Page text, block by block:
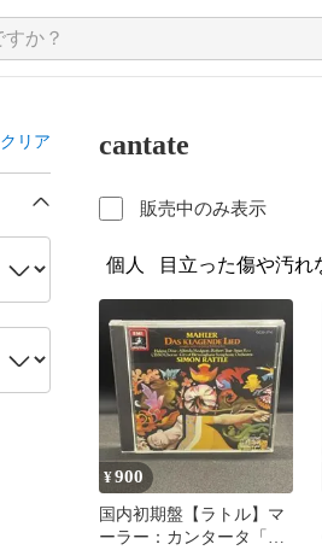
クリア cantate
販売中のみ表示
個人 目立った傷や汚れ
¥900
国内初期盤【ラトル】マ
ーラー：カンタータ「嘆